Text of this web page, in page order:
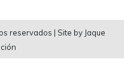
reservados | Site by Jaque